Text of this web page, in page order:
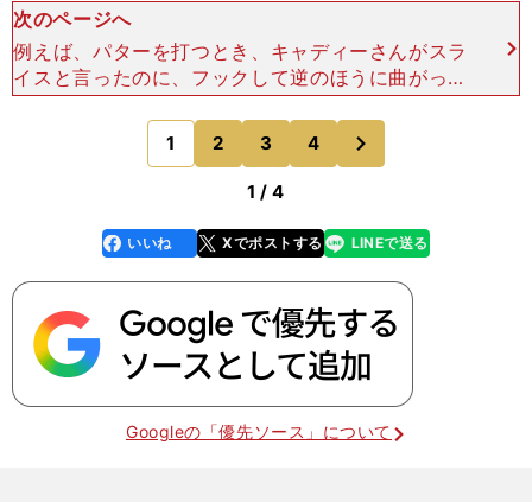
次のページへ
例えば、パターを打つとき、キャディーさんがスラ
イスと言ったのに、フックして逆のほうに曲がって
しまった。その際、「スライスって言ったじゃ
ん！」と、自分の下手さをキャディーさんのせいに
しちゃ、終わりですよ
1 2 3 4
のページへ
1 / 4
faceboo
k
いいね Xでポストする
line LINEで送る
Googleの「優先ソース」について